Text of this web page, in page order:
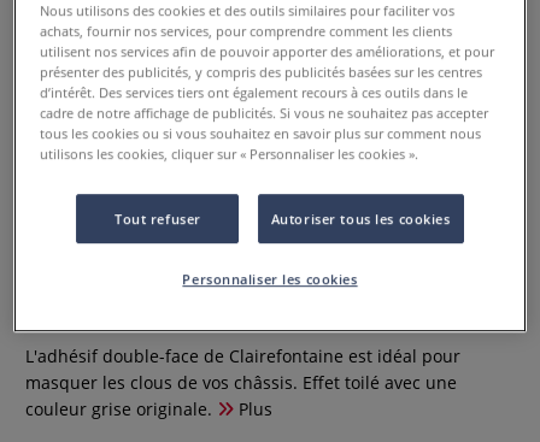
Ruban adhésif bande de toile
L'adhésif double-face de Clairefontaine est idéal pour
masquer les clous de vos châssis. Effet toilé avec une
couleur grise originale.
Plus
Nous utilisons des cookies et des outils similaires pour faciliter vos
achats, fournir nos services, pour comprendre comment les clients
utilisent nos services afin de pouvoir apporter des améliorations, et pour
présenter des publicités, y compris des publicités basées sur les centres
d’intérêt. Des services tiers ont également recours à ces outils dans le
cadre de notre affichage de publicités. Si vous ne souhaitez pas accepter
tous les cookies ou si vous souhaitez en savoir plus sur comment nous
utilisons les cookies, cliquer sur « Personnaliser les cookies ».
Tout refuser Autoriser tous les cookies
Personnaliser les cookies